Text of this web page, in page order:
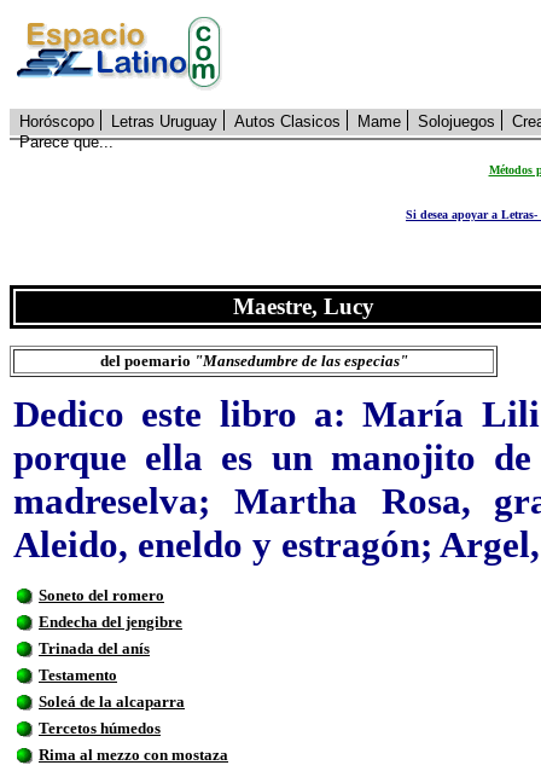
Horóscopo Letras Uruguay Autos Clasicos Mame Solojuegos
Parece que...
Métodos
Si desea apoyar a
Maestre, Lucy
del poemario "Mansedumbre de las especias"
Dedico este libro a: María
porque ella es un manojito
madreselva; Martha Rosa,
Aleido, eneldo y estragón;
Soneto del romero
Endecha del jengibre
Trinada del anís
Testamento
Soleá de la alcaparra
Tercetos húmedos
Rima al mezzo con mostaza